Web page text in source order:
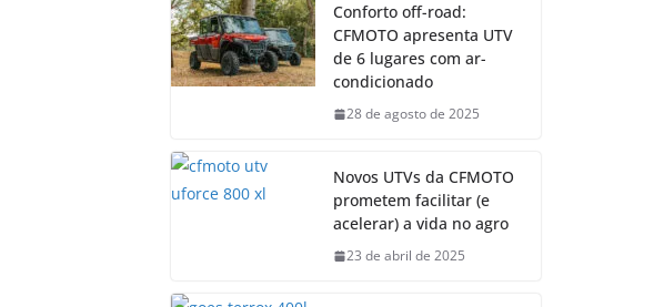
Conforto off-road:
CFMOTO apresenta UTV
de 6 lugares com ar-
condicionado
28 de agosto de 2025
Novos UTVs da CFMOTO
prometem facilitar (e
acelerar) a vida no agro
23 de abril de 2025